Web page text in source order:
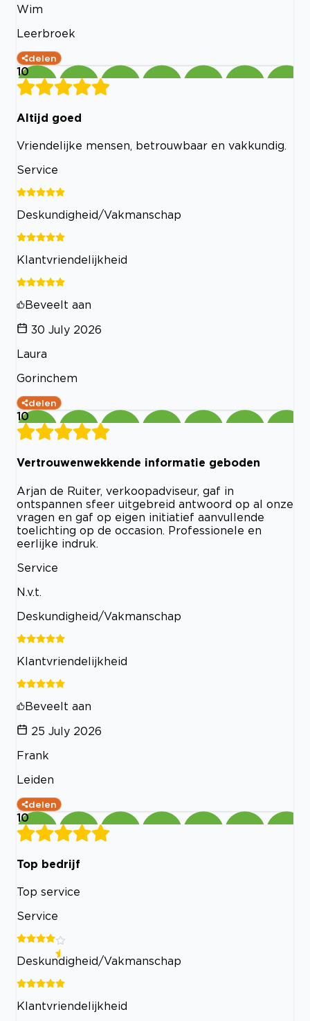
Wim
Leerbroek
delen
10
Altijd goed
Vriendelijke mensen, betrouwbaar en vakkundig.
Service
Deskundigheid/Vakmanschap
Klantvriendelijkheid
Beveelt aan
30 July 2026
Laura
Gorinchem
delen
10
Vertrouwenwekkende informatie geboden
Arjan de Ruiter, verkoopadviseur, gaf in
ontspannen sfeer uitgebreid antwoord op al onze
vragen en gaf op eigen initiatief aanvullende
toelichting op de occasion. Professionele en
eerlijke indruk.
Service
N.v.t.
Deskundigheid/Vakmanschap
Klantvriendelijkheid
Beveelt aan
25 July 2026
Frank
Leiden
delen
10
Top bedrijf
Top service
Service
Deskundigheid/Vakmanschap
Klantvriendelijkheid